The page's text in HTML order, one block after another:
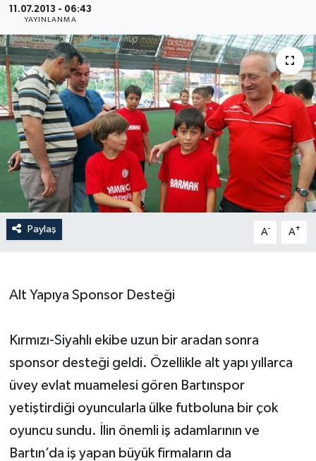
11.07.2013 - 06:43
YAYINLANMA
Paylaş A- A+
Alt Yapıya Sponsor Desteği
Kırmızı-Siyahlı ekibe uzun bir aradan sonra
sponsor desteği geldi. Özellikle alt yapı yıllarca
üvey evlat muamelesi gören Bartınspor
yetiştirdiği oyuncularla ülke futboluna bir çok
oyuncu sundu. İlin önemli iş adamlarının ve
Bartın’da iş yapan büyük firmaların da
Spor
Tarım
Turizm
Yaşam
Yerel Yönetimler
DÜNYA